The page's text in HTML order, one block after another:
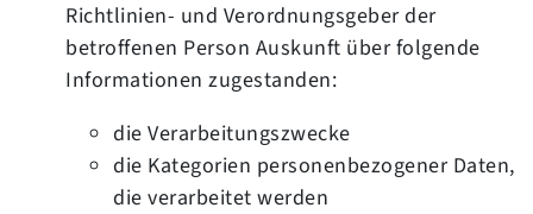
Richtlinien- und Verordnungsgeber der
betroffenen Person Auskunft über folgende
Informationen zugestanden:
die Verarbeitungszwecke
die Kategorien personenbezogener Daten,
die verarbeitet werden